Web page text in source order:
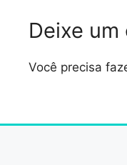
Deixe
Você precisa